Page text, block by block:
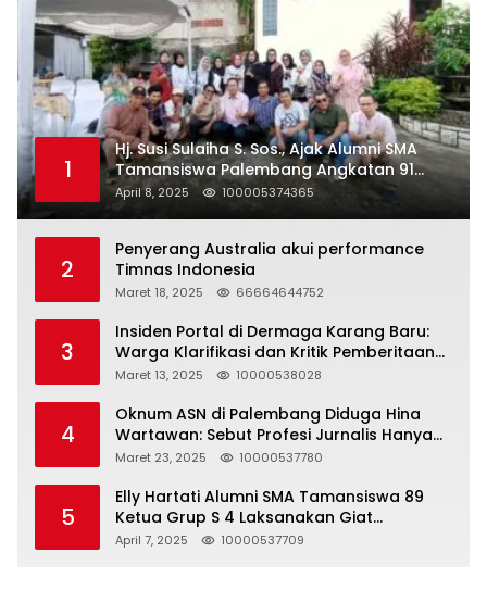
1
Hj. Susi Sulaiha S. Sos., Ajak Alumni SMA
Tamansiswa Palembang Angkatan 91
Halal Bihalal
April 8, 2025 100005374365
2
Penyerang Australia akui performance
Timnas Indonesia
Maret 18, 2025 66664644752
3
Insiden Portal di Dermaga Karang Baru:
Warga Klarifikasi dan Kritik Pemberitaan
yang Tidak Akurat
Maret 13, 2025 10000538028
4
Oknum ASN di Palembang Diduga Hina
Wartawan: Sebut Profesi Jurnalis Hanya
Seharga 2 Liter Bensin, Berujung Dugaan
Maret 23, 2025 10000537780
5
Elly Hartati Alumni SMA Tamansiswa 89
Ketua Grup S 4 Laksanakan Giat
Silaturahmi
April 7, 2025 10000537709